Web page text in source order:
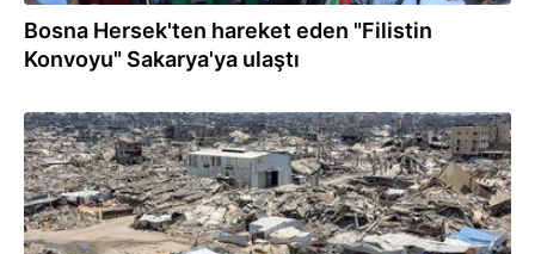
Bosna Hersek'ten hareket eden "Filistin
Konvoyu" Sakarya'ya ulaştı
31.07.2026